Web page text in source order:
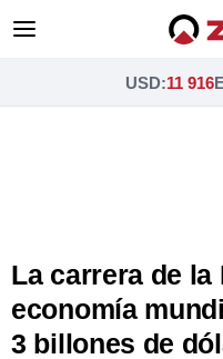
USD:11 916
La carrera de la
economía
3 billones de